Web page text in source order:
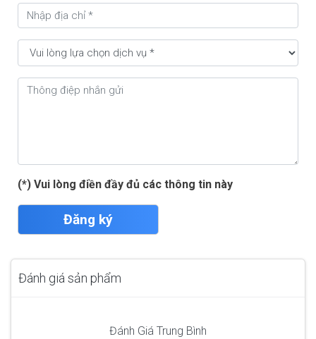
(*) Vui lòng điền đầy đủ các thông tin này
Đăng ký
Đánh giá sản phẩm
Đánh Giá Trung Bình